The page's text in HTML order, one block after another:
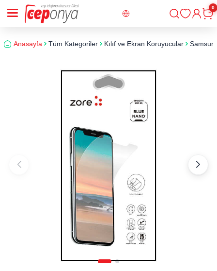
Giriş
0
Anasayfa Tüm Kategoriler Kılıf ve Ekran Koruyucular